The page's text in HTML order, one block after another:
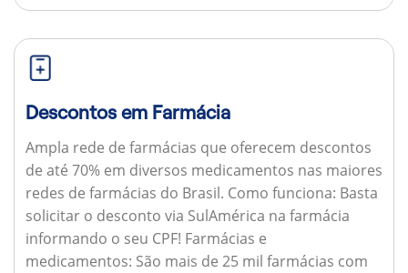
Descontos em Farmácia
Ampla rede de farmácias que oferecem descontos
de até 70% em diversos medicamentos nas maiores
redes de farmácias do Brasil. Como funciona: Basta
solicitar o desconto via SulAmérica na farmácia
informando o seu CPF! Farmácias e
medicamentos: São mais de 25 mil farmácias com